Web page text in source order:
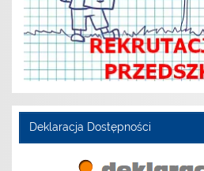
Deklaracja Dostępności